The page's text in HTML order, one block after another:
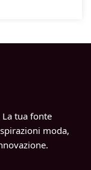
tua fonte
moda,